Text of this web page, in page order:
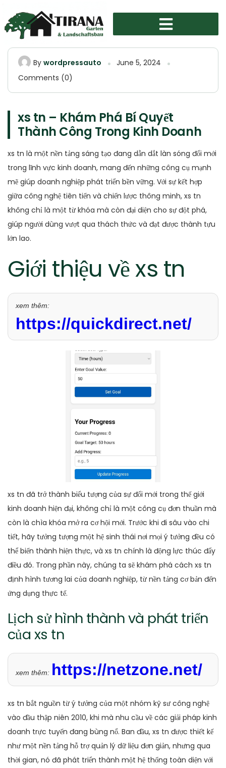
By wordpressauto
June 5, 2024
Comments (0)
xs tn – Khám Phá Bí Quyết
Thành Công Trong Kinh Doanh
xs tn là một nền tảng sáng tạo đang dẫn dắt làn sóng đổi mới
trong lĩnh vực kinh doanh, mang đến những công cụ mạnh
mẽ giúp doanh nghiệp phát triển bền vững. Với sự kết hợp
giữa công nghệ tiên tiến và chiến lược thông minh, xs tn
không chỉ là một từ khóa mà còn đại diện cho sự đột phá,
giúp người dùng vượt qua thách thức và đạt được thành tựu
lớn lao.
Giới thiệu về xs tn
xem thêm:
https://quickdirect.net/
xs tn đã trở thành biểu tượng của sự đổi mới trong thế giới
kinh doanh hiện đại, không chỉ là một công cụ đơn thuần mà
còn là chìa khóa mở ra cơ hội mới. Trước khi đi sâu vào chi
tiết, hãy tưởng tượng một hệ sinh thái nơi mọi ý tưởng đều có
thể biến thành hiện thực, và xs tn chính là động lực thúc đẩy
điều đó. Trong phần này, chúng ta sẽ khám phá cách xs tn
định hình tương lai của doanh nghiệp, từ nền tảng cơ bản đến
ứng dụng thực tế.
Lịch sử hình thành và phát triển
của xs tn
xem thêm: https://netzone.net/
xs tn bắt nguồn từ ý tưởng của một nhóm kỹ sư công nghệ
vào đầu thập niên 2010, khi mà nhu cầu về các giải pháp kinh
doanh trực tuyến đang bùng nổ. Ban đầu, xs tn được thiết kế
như một nền tảng hỗ trợ quản lý dữ liệu đơn giản, nhưng qua
thời gian, nó đã phát triển thành một hệ thống toàn diện với